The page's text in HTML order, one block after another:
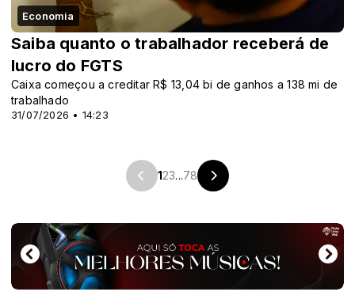
Economia
31/07/2026 • 14:23
Saiba quanto o trabalhador receberá de
lucro do FGTS
Caixa começou a creditar R$ 13,04 bi de ganhos a 138 mi de
trabalhado
123...78